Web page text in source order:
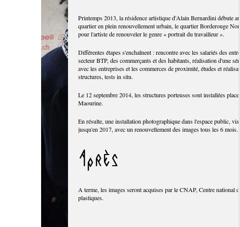
Printemps 2013, la résidence artistique d'Alain Bernardini débute au
quartier en plein renouvellement urbain, le quartier Borderouge
pour l'artiste de renouveler le genre « portrait du travailleur ».
Différentes étapes s'enchaînent : rencontre avec les salariés des
secteur BTP, des commerçants et des habitants, réalisation d'une
avec les entreprises et les commerces de proximité, études et
structures, tests in situ.
Le 12 septembre 2014, les structures porteuses sont installées place
Maourine.
En résulte, une installation photographique dans l'espace public,
jusqu'en 2017, avec un renouvellement des images tous les 6 mois.
Après
A terme, les images seront acquises par le CNAP, Centre national
plastiques.